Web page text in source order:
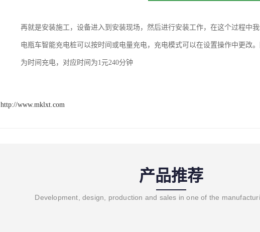
再就是安装施工，设备进入到安装现场，然后进行安装工作，在这个过程中
电瓶车智能充电桩可以按时间或电量充电，充电模式可以在设置操作中更改
为时间充电，对应时间为1元240分钟
http://www.mklxt.com
产品推荐
Development, design, production and sales in one of the